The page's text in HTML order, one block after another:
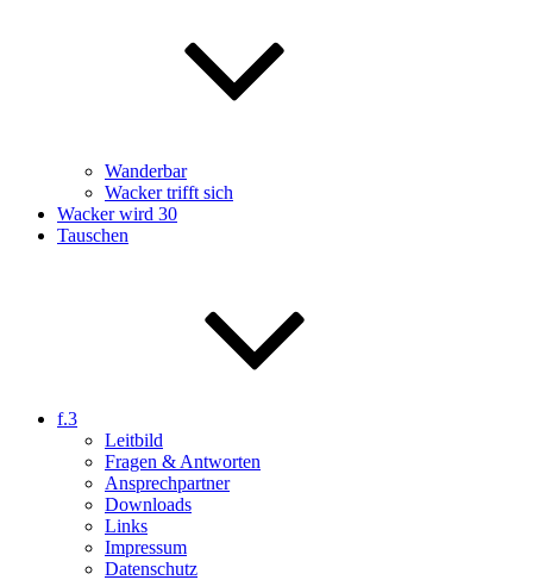
Wanderbar
Wacker trifft sich
Wacker wird 30
Tauschen
f.3
Leitbild
Fragen & Antworten
Ansprechpartner
Downloads
Links
Impressum
Datenschutz